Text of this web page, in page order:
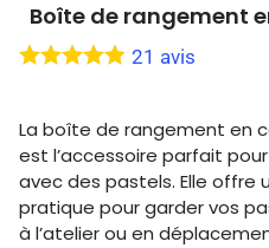
Boîte de rangement
21 avis
La boîte de rangement en
est l’accessoire parfait
avec des pastels. Elle offre
pratique pour garder vos
à l’atelier ou en